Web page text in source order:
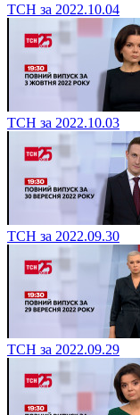
ТСН за 2022.10.04
ТСН за 2022.10.03
ТСН за 2022.09.30
ТСН за 2022.09.29